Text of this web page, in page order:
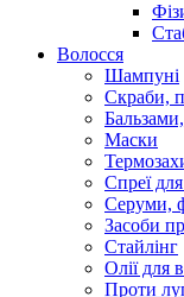
Волосся
Шампуні
Скраби,
Маски
Спреї
Серуми,
Засоби
Стайлінг
Олії для
Проти